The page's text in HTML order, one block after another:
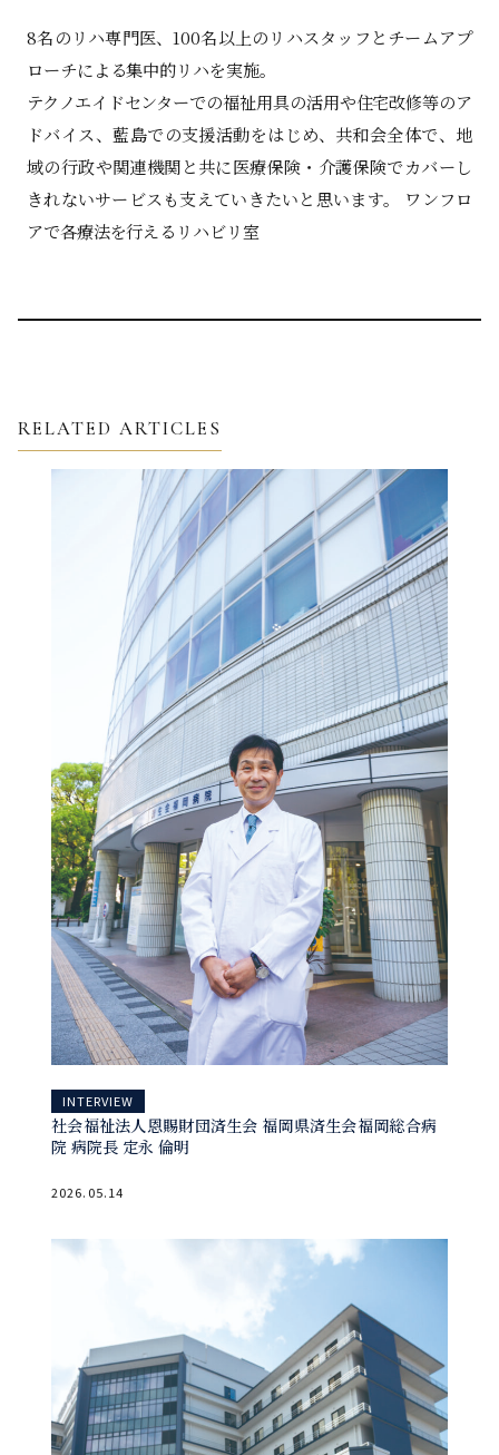
8名のリハ専門医、100名以上のリハスタッフとチームアプ
ローチによる集中的リハを実施。
テクノエイドセンターでの福祉用具の活用や住宅改修等のア
ドバイス、藍島での支援活動をはじめ、共和会全体で、地
域の行政や関連機関と共に医療保険・介護保険でカバーし
きれないサービスも支えていきたいと思います。 ワンフロ
アで各療法を行えるリハビリ室
RELATED ARTICLES
INTERVIEW
社会福祉法人恩賜財団済生会 福岡県済生会福岡総合病
院 病院長 定永 倫明
2026.05.14